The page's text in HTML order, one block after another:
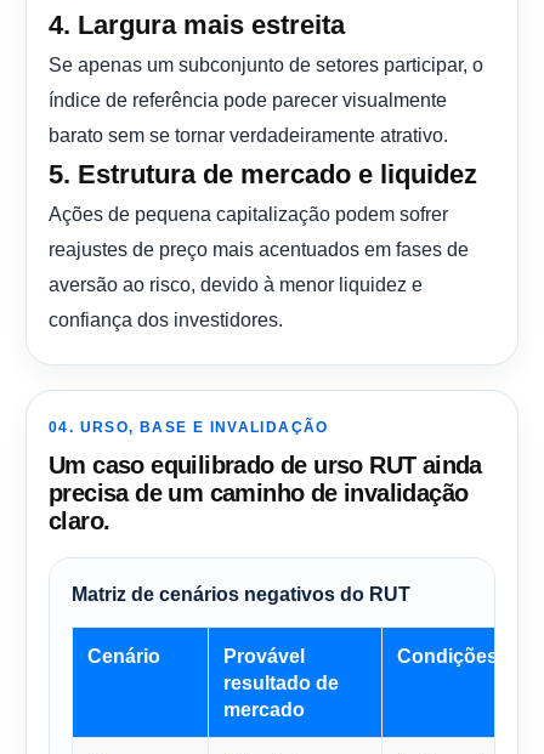
4. Largura mais estreita
Se apenas um subconjunto de setores participar, o
índice de referência pode parecer visualmente
barato sem se tornar verdadeiramente atrativo.
5. Estrutura de mercado e liquidez
Ações de pequena capitalização podem sofrer
reajustes de preço mais acentuados em fases de
aversão ao risco, devido à menor liquidez e
confiança dos investidores.
04. URSO, BASE E INVALIDAÇÃO
Um caso equilibrado de urso RUT ainda
precisa de um caminho de invalidação
claro.
Matriz de cenários negativos do RUT
Cenário
Provável
resultado de
mercado
Condições